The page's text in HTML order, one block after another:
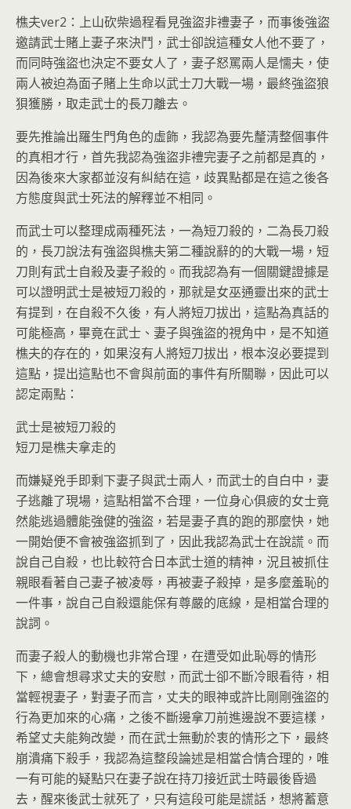
樵夫ver2：上山砍柴過程看見強盜非禮妻子，而事後強盜
邀請武士賭上妻子來決鬥，武士卻說這種女人他不要了，
而同時強盜也決定不要女人了，妻子怒罵兩人是懦夫，使
兩人被迫為面子賭上生命以武士刀大戰一場，最終強盜狼
狽獲勝，取走武士的長刀離去。
要先推論出羅生門角色的虛飾，我認為要先釐清整個事件
的真相才行，首先我認為強盜非禮完妻子之前都是真的，
因為後來大家都並沒有糾結在這，歧異點都是在這之後各
方態度與武士死法的解釋並不相同。
而武士可以整理成兩種死法，一為短刀殺的，二為長刀殺
的，長刀說法有強盜與樵夫第二種說辭的的大戰一場，短
刀則有武士自殺及妻子殺的。而我認為有一個關鍵證據是
可以證明武士是被短刀殺的，那就是女巫通靈出來的武士
有提到，在自殺不久後，有人將短刀拔出，這點為真話的
可能極高，畢竟在武士、妻子與強盜的視角中，是不知道
樵夫的存在的，如果沒有人將短刀拔出，根本沒必要提到
這點，提出這點也不會與前面的事件有所關聯，因此可以
認定兩點：
武士是被短刀殺的
短刀是樵夫拿走的
而嫌疑兇手即剩下妻子與武士兩人，而武士的自白中，妻
子逃離了現場，這點相當不合理，一位身心俱疲的女士竟
然能逃過體能強健的強盜，若是妻子真的跑的那麼快，她
一開始便不會被強盜抓到了，因此我認為武士在說謊。而
說自己自殺，也比較符合日本武士道的精神，況且被抓住
親眼看著自己妻子被凌辱，再被妻子殺掉，是多麼羞恥的
一件事，說自己自殺還能保有尊嚴的底線，是相當合理的
說詞。
而妻子殺人的動機也非常合理，在遭受如此恥辱的情形
下，總會想尋求丈夫的安慰，而武士卻不斷冷眼看待，相
當輕視妻子，對妻子而言，丈夫的眼神或許比剛剛強盜的
行為更加來的心痛，之後不斷邊拿刀前進邊說不要這樣，
希望丈夫能夠改變，而在武士無動於衷的情形之下，最終
崩潰痛下殺手，我認為這整段論述是相當合情合理的，唯
一有可能的疑點只在妻子說在持刀接近武士時最後昏過
去，醒來後武士就死了，只有這段可能是謊話，想將蓄意